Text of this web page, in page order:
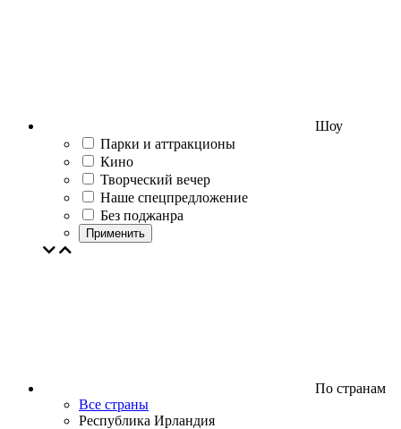
Шоу
Парки и аттракционы
Кино
Творческий вечер
Наше спецпредложение
Без поджанра
Применить
По странам
Все страны
Республика Ирландия